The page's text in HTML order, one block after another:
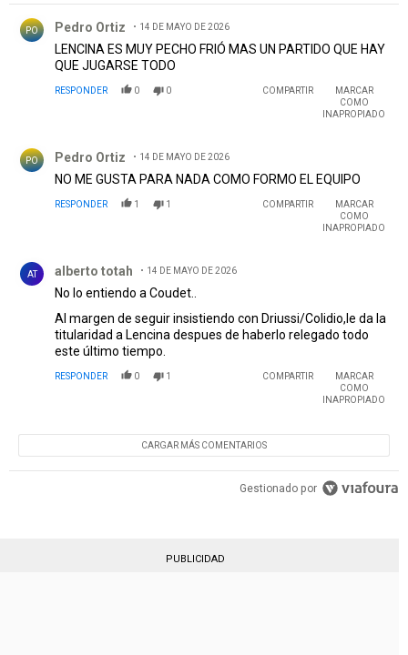
PO Pedro Ortiz 14 DE MAYO DE 2026
LENCINA ES MUY PECHO FRIÓ MAS UN PARTIDO QUE HAY
QUE JUGARSE TODO
RESPONDER 0 0 COMPARTIR
MARCAR
COMO
INAPROPIADO
PO Pedro Ortiz 14 DE MAYO DE 2026
NO ME GUSTA PARA NADA COMO FORMO EL EQUIPO
RESPONDER 1 1 COMPARTIR
MARCAR
COMO
INAPROPIADO
AT alberto totah 14 DE MAYO DE 2026
No lo entiendo a Coudet..
Al margen de seguir insistiendo con Driussi/Colidio,le da la
titularidad a Lencina despues de haberlo relegado todo
este último tiempo.
RESPONDER 0 1 COMPARTIR
MARCAR
COMO
INAPROPIADO
CARGAR MÁS COMENTARIOS
Gestionado por
PUBLICIDAD